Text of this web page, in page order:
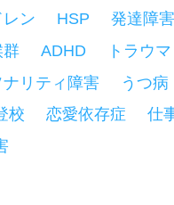
ン HSP
発達障害
群
ADHD
トラウマ
リティ障害
うつ病
校 恋愛依存症
仕